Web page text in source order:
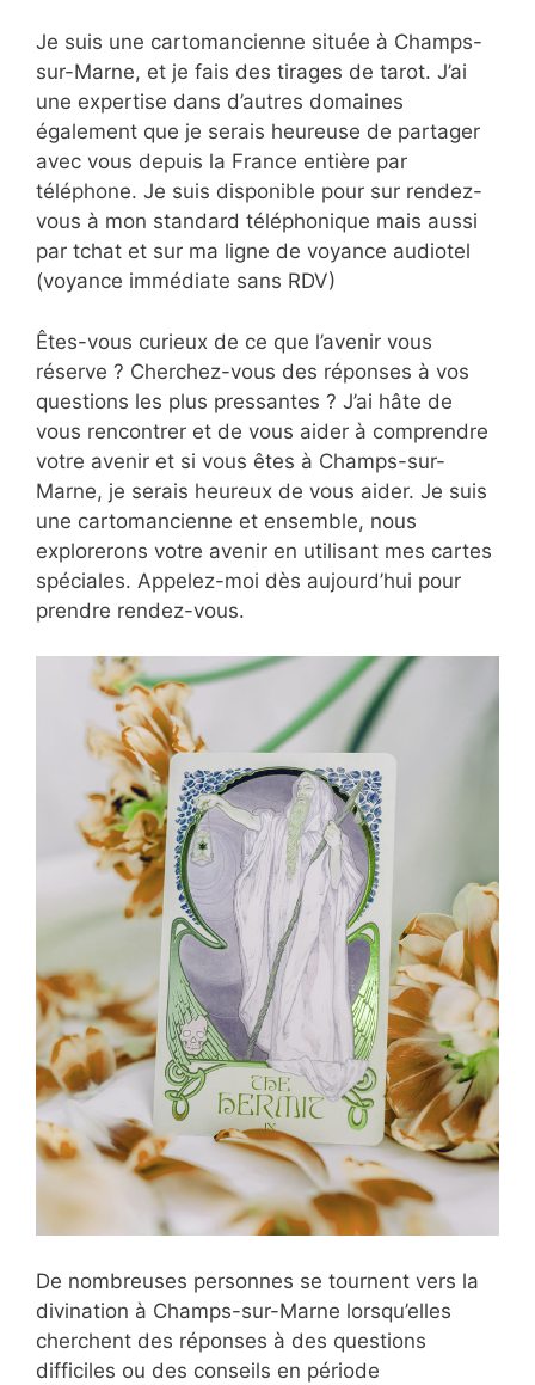
Je suis une cartomancienne située à Champs-
sur-Marne, et je fais des tirages de tarot. J’ai
une expertise dans d’autres domaines
également que je serais heureuse de partager
avec vous depuis la France entière par
téléphone. Je suis disponible pour sur rendez-
vous à mon standard téléphonique mais aussi
par tchat et sur ma ligne de voyance audiotel
(voyance immédiate sans RDV)
Êtes-vous curieux de ce que l’avenir vous
réserve ? Cherchez-vous des réponses à vos
questions les plus pressantes ? J’ai hâte de
vous rencontrer et de vous aider à comprendre
votre avenir et si vous êtes à Champs-sur-
Marne, je serais heureux de vous aider. Je suis
une cartomancienne et ensemble, nous
explorerons votre avenir en utilisant mes cartes
spéciales. Appelez-moi dès aujourd’hui pour
prendre rendez-vous.
De nombreuses personnes se tournent vers la
divination à Champs-sur-Marne lorsqu’elles
cherchent des réponses à des questions
difficiles ou des conseils en période